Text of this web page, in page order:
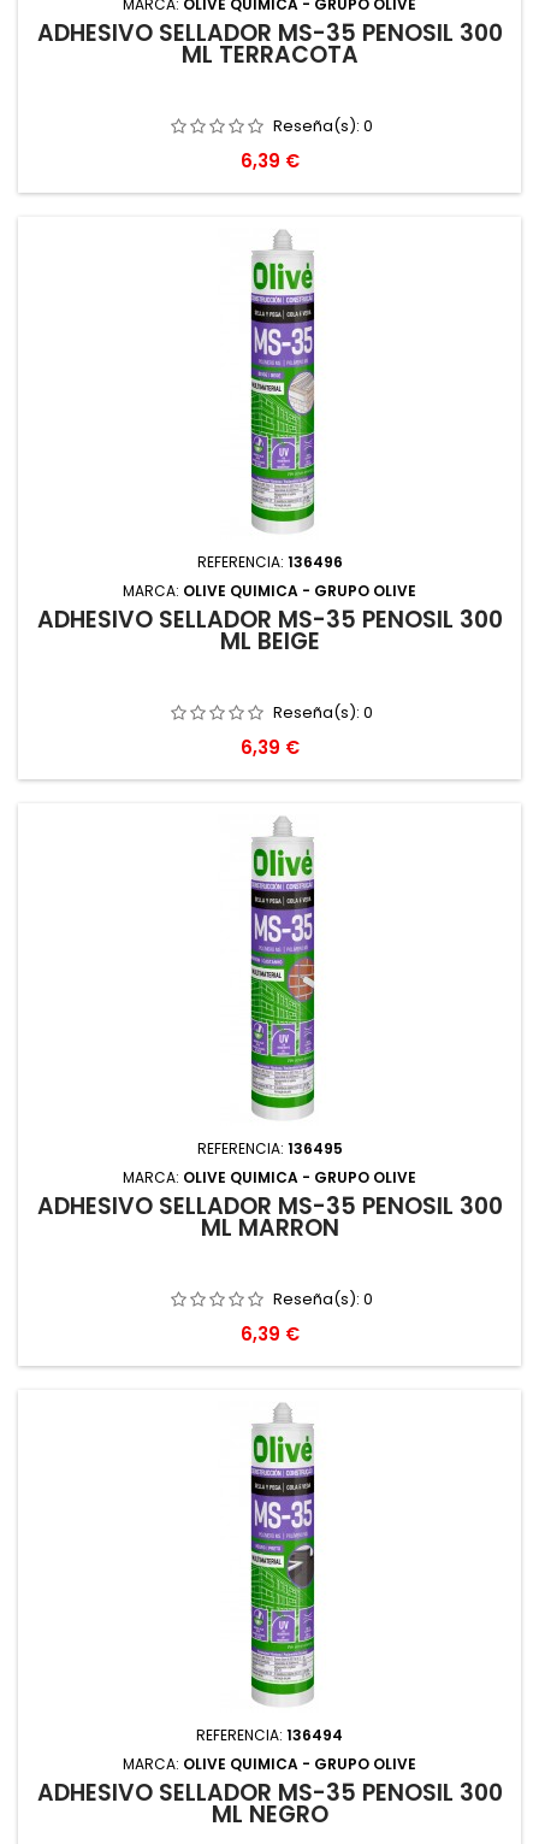
MARCA: OLIVE QUIMICA - GRUPO OLIVE
ADHESIVO SELLADOR MS-35 PENOSIL 300
ML TERRACOTA
Reseña(s): 0
Precio
6,39 €
REFERENCIA: 136496
MARCA: OLIVE QUIMICA - GRUPO OLIVE
ADHESIVO SELLADOR MS-35 PENOSIL 300
ML BEIGE
Reseña(s): 0
Precio
6,39 €
REFERENCIA: 136495
MARCA: OLIVE QUIMICA - GRUPO OLIVE
ADHESIVO SELLADOR MS-35 PENOSIL 300
ML MARRON
Reseña(s): 0
Precio
6,39 €
REFERENCIA: 136494
MARCA: OLIVE QUIMICA - GRUPO OLIVE
ADHESIVO SELLADOR MS-35 PENOSIL 300
ML NEGRO